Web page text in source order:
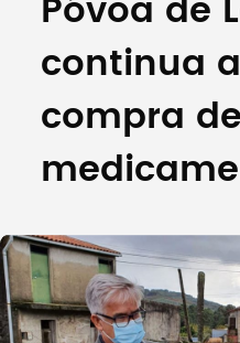
Tipo de conteúdo
Filtros
continua
compra de